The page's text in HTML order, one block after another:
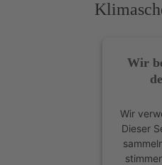
Wir
Wir
Dieser